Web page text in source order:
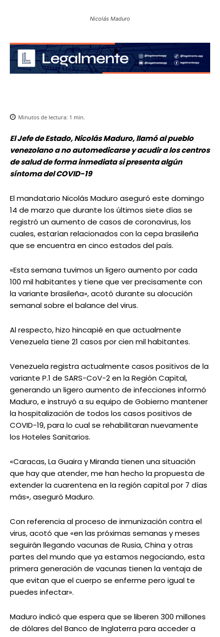
Nicolás Maduro
Minutos de lectura: 1 min.
El Jefe de Estado, Nicolás Maduro, llamó al pueblo
venezolano a no automedicarse y acudir a los centros
de salud de forma inmediata si presenta algún
síntoma del COVID-19
El mandatario Nicolás Maduro aseguró este domingo
14 de marzo que durante los últimos siete días se
registró un aumento de casos de coronavirus, los
cuales, estarían relacionados con la cepa brasileña
que se encuentra en cinco estados del país.
«Esta semana tuvimos un ligero aumento por cada
100 mil habitantes y tiene que ver precisamente con
la variante brasileña», acotó durante su alocución
semanal sobre el balance del virus.
Al respecto, hizo hincapié en que actualmente
Venezuela tiene 21 casos por cien mil habitantes.
Venezuela registra actualmente casos positivos de la
variante P.1 de SARS-CoV-2 en la Región Capital,
generando un ligero aumento de infecciones informó
Maduro, e instruyó a su equipo de Gobierno mantener
la hospitalización de todos los casos positivos de
COVID-19, para lo cual se rehabilitaran nuevamente
los Hoteles Sanitarios.
«Caracas, La Guaira y Miranda tienen una situación
que hay que atender, me han hecho la propuesta de
extender la cuarentena en la región capital por 7 días
más», aseguró Maduro.
Con referencia al proceso de inmunización contra el
virus, acotó que «en las próximas semanas y meses
seguirán llegando vacunas de Rusia, China y otras
partes del mundo que ya estamos negociando, esta
primera generación de vacunas tienen la ventaja de
que evitan que el cuerpo se enferme pero igual te
puedes infectar».
Maduro indicó que espera que se liberen 300 millones
de dólares del Banco de Inglaterra para acceder a